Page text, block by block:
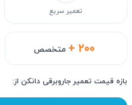
+ ۲۰۰ متخصص
تعمیر سریع
بازه قیمت تعمیر جاروبرقی دانکن از: